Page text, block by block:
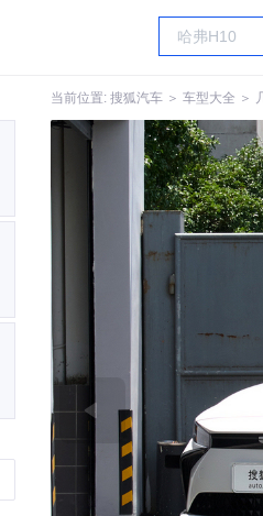
当前位置: 搜狐汽车 ＞ 车型大全 ＞